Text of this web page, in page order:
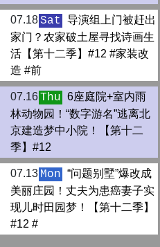
07.18Sat
导演组上门被赶出
家门？农家破土屋寻找诗画生
活【第十二季】#12 #家装改
造 #前
07.16Thu 6座庭院+室内雨
林动物园！“数字游名”逃离北
京建造梦中小院！【第十二
季】#12
07.13 Mon “问题别墅”爆改成
美丽庄园！丈夫为患癌妻子实
现儿时田园梦！【第十二季】
#12 #